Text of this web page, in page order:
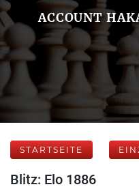
ACCOUNT
STARTSEITE
Blitz: Elo 1886